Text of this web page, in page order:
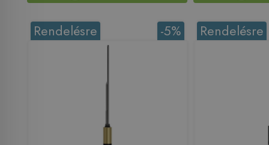
-5%
Rendelésre Rendelésre